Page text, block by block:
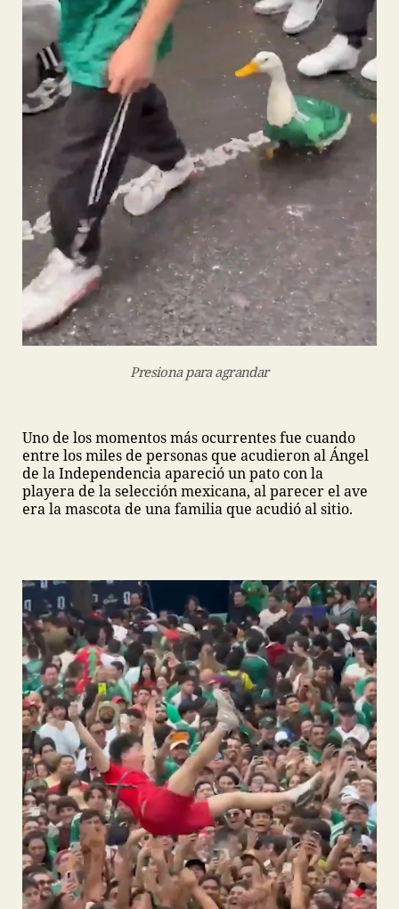
Presiona para agrandar
Uno de los momentos más ocurrentes fue cuando
entre los miles de personas que acudieron al Ángel
de la Independencia apareció un pato con la
playera de la selección mexicana, al parecer el ave
era la mascota de una familia que acudió al sitio.